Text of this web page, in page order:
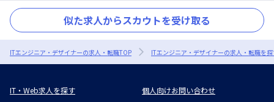
似た求人からスカウトを受け取る
ITエンジニア・デザイナーの求人・転職TOP ITエンジニア・デザイナーの求人・転職を
IT・Web求人を探す
個人向けお問い合わせ